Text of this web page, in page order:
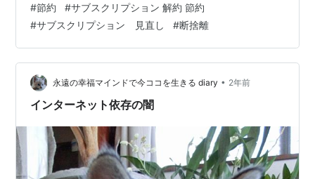
の“地味な癌”＝定額サービス気づかないフリしてるうち
に、家計が血を流し続けてる。 ◆まずは全部“書き出せ”
断捨離の第一歩は「現実と向き合うこと」や。 【例：あ
る月の定額支出】 サービス名 月額（税込） Netflix（プ
レミアム） 1,980円 Y…
#節約 #サブスクリプション 解約 節約
#サブスクリプション 見直し #断捨離
永遠の幸福マインドで今ココを生きる diary • 2年前
インターネット依存の闇